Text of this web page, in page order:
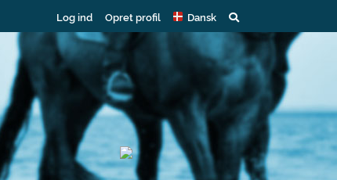
Log ind Opret profil Dansk